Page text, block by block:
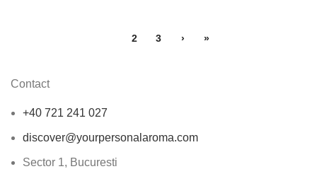
2 3 › »
Contact
+40 721 241 027
discover@yourpersonalaroma.com
Sector 1, Bucuresti